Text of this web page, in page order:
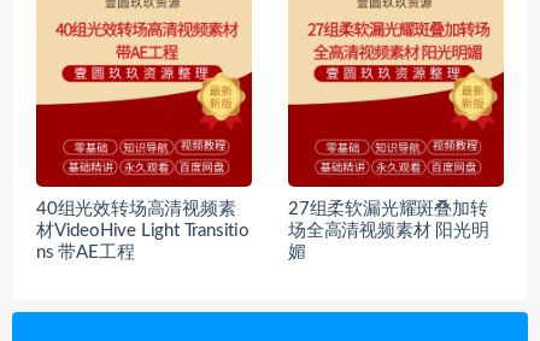
40组光效转场高清视频素
材VideoHive Light Transitio
ns 带AE工程
27组柔软漏光耀斑叠加转
场全高清视频素材 阳光明
媚